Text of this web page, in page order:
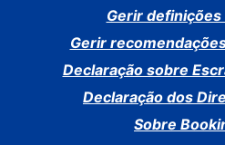
Gerir
Gerir
Declaração sobre
Declaração dos
Sobre